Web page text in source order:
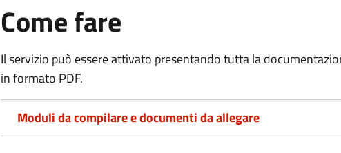
Come fare
Il servizio può essere attivato presentando tutta la
in formato PDF.
Moduli da compilare e documenti da allegare